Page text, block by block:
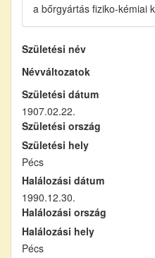
a bőrgyártás fiziko-kémiai
Születési név
Névváltozatok
Születési dátum
1907.02.22.
Születési ország
Születési hely
Pécs
Halálozási dátum
1990.12.30.
Halálozási ország
Halálozási hely
Pécs